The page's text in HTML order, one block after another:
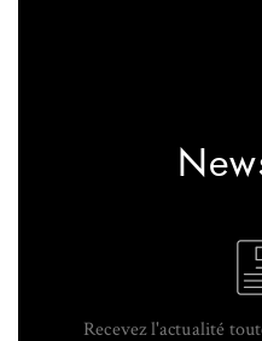
Recevez l'actualité